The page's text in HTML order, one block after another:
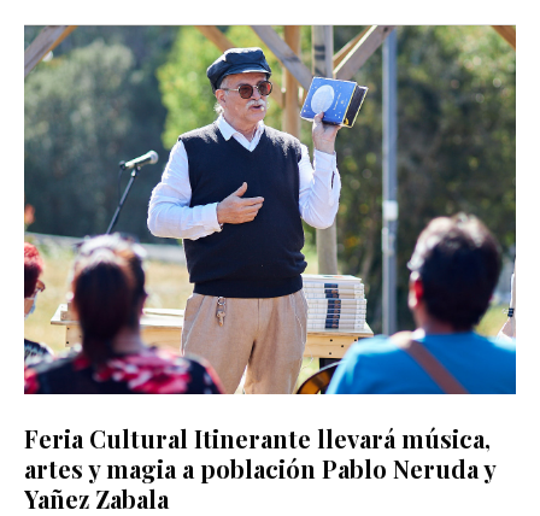
Feria Cultural Itinerante llevará música,
artes y magia a población Pablo Neruda y
Yañez Zabala